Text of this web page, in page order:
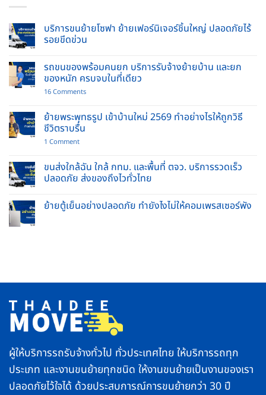
บริการขนย้ายโซฟา ย้ายเฟอร์นิเจอร์ชิ้นใหญ่ ปลอดภัยไร้
รอยขีดข่วน
on
บริการ
ขน
ย้าย
เฟอร์นิเจอร์
ชิ้น
ใหญ่
ปลอดภัย
ไร้
ข่วน
รถขนของพร้อมคนยก บริการรับจ้างย้ายบ้าน และยก
ของหนัก ครบจบในที่เดียว
16 Commentson
ของ
พร้อม
บ้าน
และ
ยก
ของ
ครบ
จบ
ย้ายพระพุทธรูป เข้าบ้านใหม่ 2569 ทำอย่างไรให้ถูกวิธี
ชีวิตราบรื่น
1 Commenton
รูป
เข้า
บ้าน
ทำ
อย่างไร
ขนส่งใกล้ฉัน ใกล้ กทม. และพื้นที่ ตจว. บริการรวดเร็ว
ปลอดภัย ส่งของถึงไวทั่วไทย
Comments
on
รวดเร็ว
ส่ง
ของ
ถึง
ไว
ทั่ว
ย้ายตู้เย็นอย่างปลอดภัย ทำยังไงไม่ให้คอมเพรสเซอร์พัง
ไม่
ให้
คอมเพรสเซอร์
พัง
ผู้ให้บริการรถรับจ้างทั่วไป ทั่วประเทศไทย ให้บริการรถทุก
ประเภท และงานขนย้ายทุกชนิด ให้งานขนย้ายเป็นงานของเรา
ปลอดภัยไว้ใจได้ ด้วยประสบการณ์การขนย้ายกว่า 30 ปี